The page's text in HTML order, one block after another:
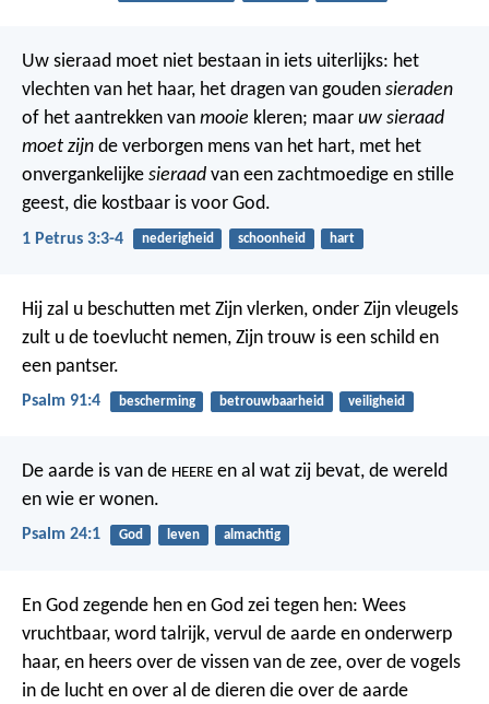
Uw sieraad moet niet bestaan in iets uiterlijks: het
vlechten van het haar, het dragen van gouden sieraden
of het aantrekken van mooie kleren; maar uw sieraad
moet zijn de verborgen mens van het hart, met het
onvergankelijke sieraad van een zachtmoedige en stille
geest, die kostbaar is voor God.
1 Petrus 3:3-4 nederigheid schoonheid hart
Hij zal u beschutten met Zijn vlerken, onder Zijn vleugels
zult u de toevlucht nemen, Zijn trouw is een schild en
een pantser.
Psalm 91:4 bescherming betrouwbaarheid veiligheid
De aarde is van de HEERE en al wat zij bevat, de wereld
en wie er wonen.
Psalm 24:1 God leven almachtig
En God zegende hen en God zei tegen hen: Wees
vruchtbaar, word talrijk, vervul de aarde en onderwerp
haar, en heers over de vissen van de zee, over de vogels
in de lucht en over al de dieren die over de aarde